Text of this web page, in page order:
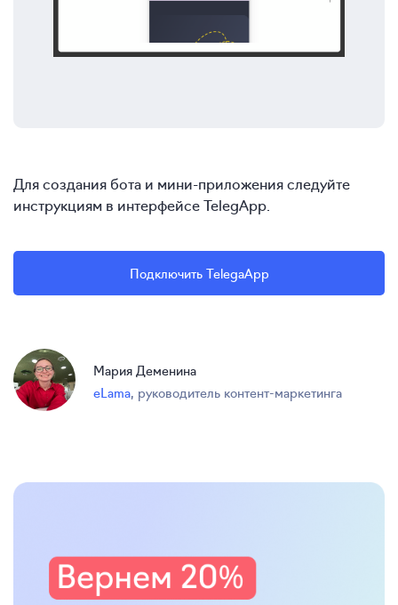
Для создания бота и мини-приложения следуйте
инструкциям в интерфейсе TelegApp.
Подключить TelegaApp
Мария Деменина
eLama, руководитель контент-маркетинга